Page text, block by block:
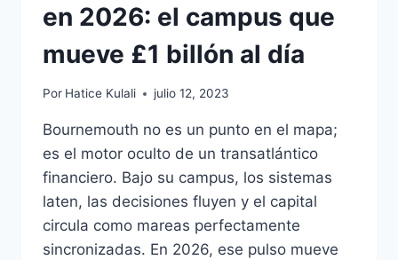
en 2026: el campus que
mueve £1 billón al día
Por Hatice Kulali julio 12, 2023
Bournemouth no es un punto en el mapa;
es el motor oculto de un transatlántico
financiero. Bajo su campus, los sistemas
laten, las decisiones fluyen y el capital
circula como mareas perfectamente
sincronizadas. En 2026, ese pulso mueve